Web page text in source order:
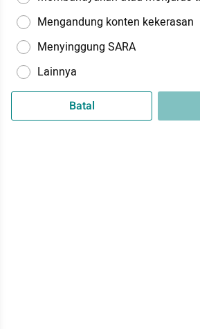
Mengandung konten kekerasan
Menyinggung SARA
Lainnya
Batal